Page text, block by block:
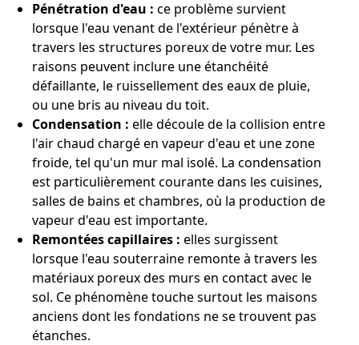
Pénétration d'eau : ce problème survient
lorsque l'eau venant de l'extérieur pénètre à
travers les structures poreux de votre mur. Les
raisons peuvent inclure une étanchéité
défaillante, le ruissellement des eaux de pluie,
ou une bris au niveau du toit.
Condensation : elle découle de la collision entre
l'air chaud chargé en vapeur d'eau et une zone
froide, tel qu'un mur mal isolé. La condensation
est particulièrement courante dans les cuisines,
salles de bains et chambres, où la production de
vapeur d'eau est importante.
Remontées capillaires : elles surgissent
lorsque l'eau souterraine remonte à travers les
matériaux poreux des murs en contact avec le
sol. Ce phénomène touche surtout les maisons
anciens dont les fondations ne se trouvent pas
étanches.